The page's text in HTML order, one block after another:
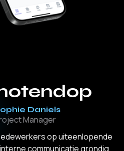
Daniels
Manager
op uiteenlopende
communicatie grondig